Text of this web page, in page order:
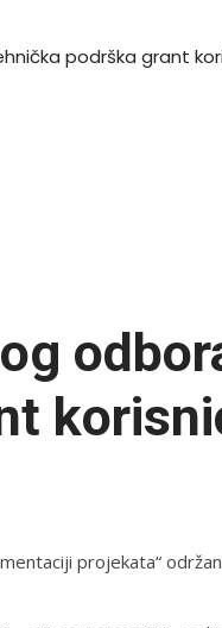
podrška grant
projekata“